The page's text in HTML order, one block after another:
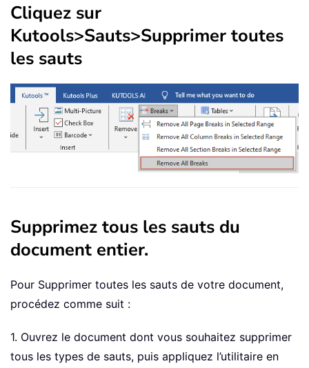
Cliquez sur
Kutools>Sauts>Supprimer toutes
les sauts
Supprimez tous les sauts du
document entier.
Pour Supprimer toutes les sauts de votre document,
procédez comme suit :
1. Ouvrez le document dont vous souhaitez supprimer
tous les types de sauts, puis appliquez l’utilitaire en